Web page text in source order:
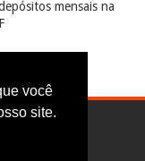
você
site.
mensais na